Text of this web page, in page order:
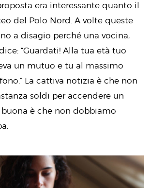
era interessante quanto il
del Polo Nord. A volte queste
a disagio perché una vocina,
“Guardati! Alla tua età tuo
un mutuo e tu al massimo
La cattiva notizia è che non
soldi per accendere un
è che non dobbiamo